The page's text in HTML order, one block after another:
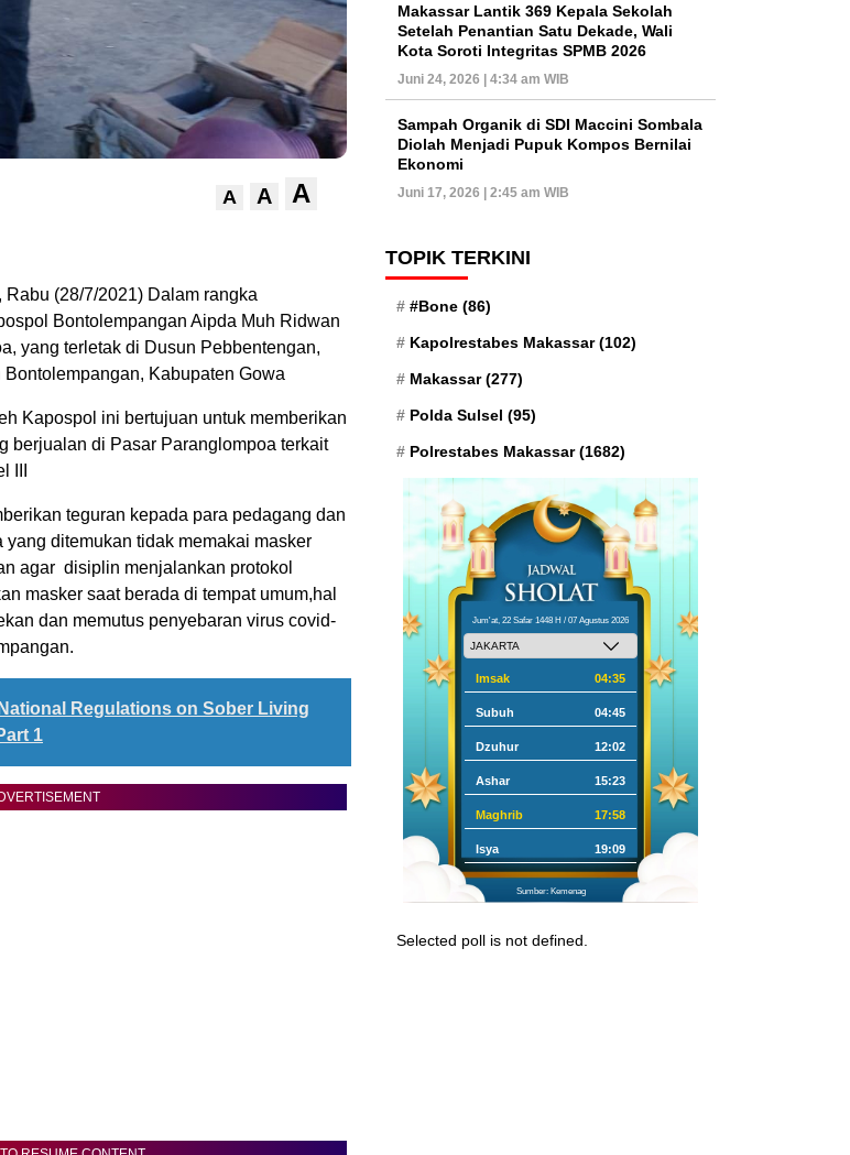
A A A
Rabu (28/7/2021) Dalam rangka
Bontolempangan Aipda Muh Ridwan
yang terletak di Dusun Pebbentengan,
Kabupaten Gowa
Kapospol ini bertujuan untuk memberikan
berjualan di Pasar Paranglompoa terkait
III
teguran kepada para pedagang dan
ditemukan tidak memakai masker
agar disiplin menjalankan protokol
masker saat berada di tempat umum,hal
dan memutus penyebaran virus covid-
Regulations on Sober Living
1
Makassar Lantik 369 Kepala Sekolah
Setelah Penantian Satu Dekade, Wali
Kota Soroti Integritas SPMB 2026
Juni 24, 2026 | 4:34 am WIB
Sampah Organik di SDI Maccini Sombala
Diolah Menjadi Pupuk Kompos Bernilai
Ekonomi
Juni 17, 2026 | 2:45 am WIB
TOPIK TERKINI
#Bone (86)
Kapolrestabes Makassar(102)
Makassar(277)
Polda Sulsel (95)
Polrestabes Makassar(1682)
Jum'at, 22 Safar 1448 H / 07 Agustus 2026
Imsak 04:35
Subuh 04:45
Dzuhur 12:02
Ashar 15:23
Maghrib 17:58
Isya 19:09
Sumber: Kemenag
Selected poll is not defined.